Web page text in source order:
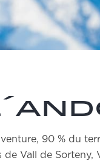
90 % du
de Vall de